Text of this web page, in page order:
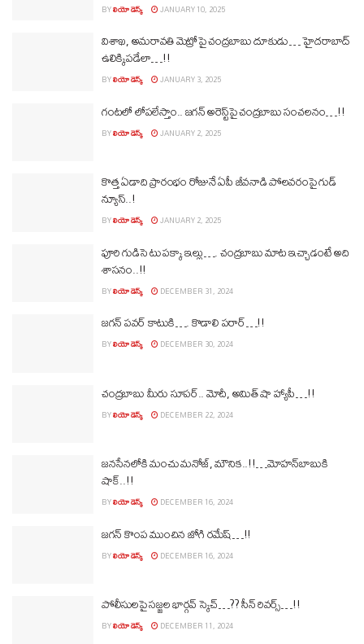
BYలియో డెస్క్ JANUARY 10, 2025
విశాఖ, అమరావతి మెట్రోపై చంద్రబాబు దూకుడు… హైదరాబాద్‌
ఉలిక్కిపడేలా…!!
BYలియో డెస్క్ JANUARY 3, 2025
గంటలో లోపలేస్తాం.. జగన్‌ అరెస్ట్‌పై చంద్రబాబు సంచలనం…!!
BYలియో డెస్క్ JANUARY 2, 2025
కొత్త ఏడాది ప్రారంభం రోజునే ఏపీ జీవనాడి పోలవరంపై గుడ్‌
న్యూస్..!
BYలియో డెస్క్ JANUARY 2, 2025
పూరి గుడిసె టు పక్కా ఇల్లు…. చంద్రబాబు మాట ఇచ్చాడంటే అది
శాసనం..!!
BYలియో డెస్క్ DECEMBER 31, 2024
జగన్‌ పవర్‌ కాటుకి…. కొడాలి పరార్‌…!!
BYలియో డెస్క్ DECEMBER 30, 2024
చంద్రబాబు మీరు సూపర్‌.. మోదీ, అమిత్‌ షా హ్యాపీ…!!
BYలియో డెస్క్ DECEMBER 22, 2024
జనసేనలోకి మంచు మనోజ్‌, మౌనిక..!!…మోహన్‌బాబుకి
షాక్‌..!!
BYలియో డెస్క్ DECEMBER 16, 2024
జగన్‌ కొంప ముంచిన జోగి రమేష్‌…!!
BYలియో డెస్క్ DECEMBER 16, 2024
పోలీసులపై సజ్జల భార్గవ్‌ స్కెచ్‌…?? సీన్‌ రివర్స్‌…!!
BYలియో డెస్క్ DECEMBER 11, 2024